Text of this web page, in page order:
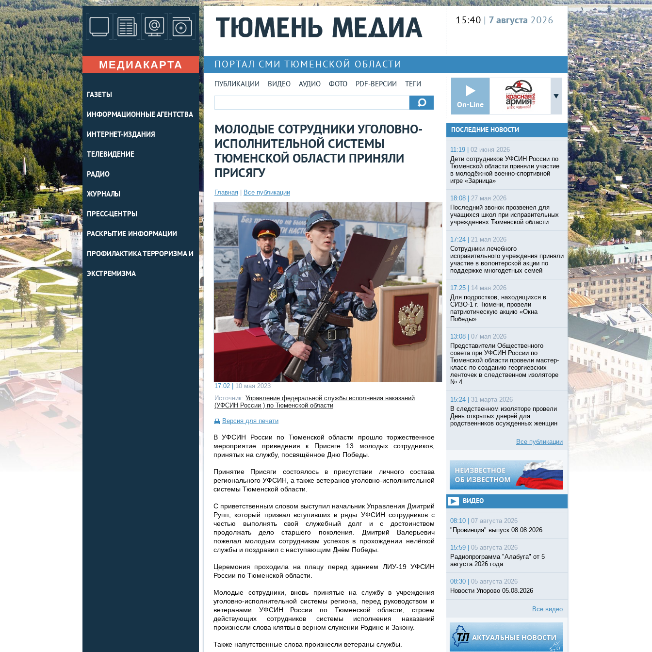
МЕДИАКАРТА
ГАЗЕТЫ
ИНФОРМАЦИОННЫЕ АГЕНТСТВА
ИНТЕРНЕТ-ИЗДАНИЯ
ТЕЛЕВИДЕНИЕ
РАДИО
ЖУРНАЛЫ
ПРЕСС-ЦЕНТРЫ
РАСКРЫТИЕ ИНФОРМАЦИИ
ПРОФИЛАКТИКА ТЕРРОРИЗМА И
ЭКСТРЕМИЗМА
15:40 | 7 августа 2026
ПОРТАЛ СМИ ТЮМЕНСКОЙ ОБЛАСТИ
ПУБЛИКАЦИИ ВИДЕО АУДИО ФОТО PDF-ВЕРСИИ ТЕГИ
On-Line
МОЛОДЫЕ СОТРУДНИКИ УГОЛОВНО-
ИСПОЛНИТЕЛЬНОЙ СИСТЕМЫ
ТЮМЕНСКОЙ ОБЛАСТИ ПРИНЯЛИ
ПРИСЯГУ
Главная Все публикации
17:02 | 10 мая 2023
Источник: Управление федеральной службы исполнения наказаний
(УФСИН России ) по Тюменской области
Версия для печати
В УФСИН России по Тюменской области прошло торжественное
мероприятие приведения к Присяге 13 молодых сотрудников,
принятых на службу, посвящённое Дню Победы.
Принятие Присяги состоялось в присутствии личного состава
регионального УФСИН, а также ветеранов уголовно-исполнительной
системы Тюменской области.
С приветственным словом выступил начальник Управления Дмитрий
Рупп, который призвал вступивших в ряды УФСИН сотрудников с
честью выполнять свой служебный долг и с достоинством
продолжать дело старшего поколения. Дмитрий Валерьевич
пожелал молодым сотрудникам успехов в прохождении нелёгкой
службы и поздравил с наступающим Днём Победы.
Церемония проходила на плацу перед зданием ЛИУ-19 УФСИН
России по Тюменской области.
Молодые сотрудники, вновь принятые на службу в учреждения
уголовно-исполнительной системы региона, перед руководством и
ветеранами УФСИН России по Тюменской области, строем
действующих сотрудников системы исполнения наказаний
произнесли слова клятвы в верном служении Родине и Закону.
Также напутственные слова произнесли ветераны службы.
ПОСЛЕДНИЕ НОВОСТИ
11:19 |
02 июня 2026
Дети сотрудников УФСИН России по
Тюменской области приняли участие
в молодёжной военно-спортивной
игре «Зарница»
18:08 |
27 мая 2026
Последний звонок прозвенел для
учащихся школ при исправительных
учреждениях Тюменской области
17:24 |
21 мая 2026
Сотрудники лечебного
исправительного учреждения приняли
участие в волонтерской акции по
поддержке многодетных семей
17:25 |
14 мая 2026
Для подростков, находящихся в
СИЗО-1 г. Тюмени, провели
патриотическую акцию «Окна
Победы»
13:08 |
07 мая 2026
Представители Общественного
совета при УФСИН России по
Тюменской области провели мастер-
класс по созданию георгиевских
ленточек в следственном изоляторе
№ 4
15:24 |
31 марта 2026
В следственном изоляторе провели
День открытых дверей для
родственников осужденных женщин
Все публикации
ВИДЕО
08:10 |
07 августа 2026
"Провинция" выпуск 08 08 2026
15:59 |
05 августа 2026
Радиопрограмма "Алабуга" от 5
августа 2026 года
08:30 |
05 августа 2026
Новости Упорово 05.08.2026
Все видео